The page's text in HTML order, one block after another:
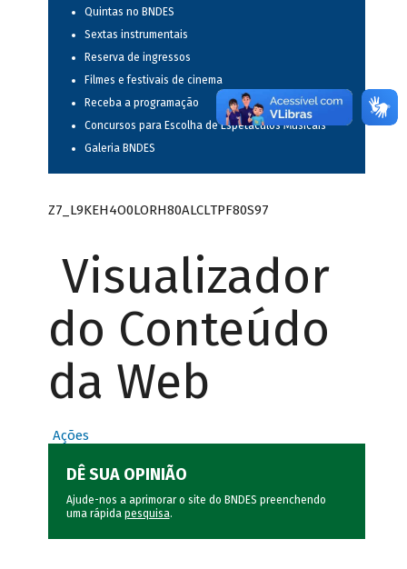
Quintas no BNDES
Sextas instrumentais
Reserva de ingressos
Filmes e festivais de cinema
Receba a programação
Concursos para Escolha de Espetáculos Musicais
Galeria BNDES
Z7_L9KEH4O0LORH80ALCLTPF80S97
Visualizador
do Conteúdo
da Web
Ações
DÊ SUA OPINIÃO
Ajude-nos a aprimorar o site do BNDES preenchendo
uma rápida pesquisa.